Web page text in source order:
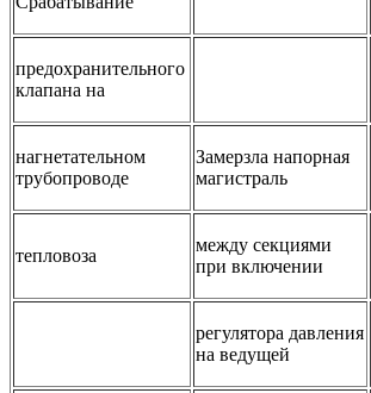
предохранительного
клапана на
нагнетательном
трубопроводе
Замерзла напорная
магистраль
тепловоза
между секциями
при включении
регулятора давления
на ведущей